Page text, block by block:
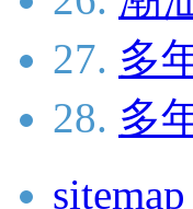
27. 多
28. 多
sitemap